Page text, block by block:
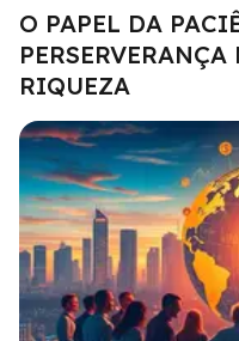
O PAPEL DA
RIQUEZA